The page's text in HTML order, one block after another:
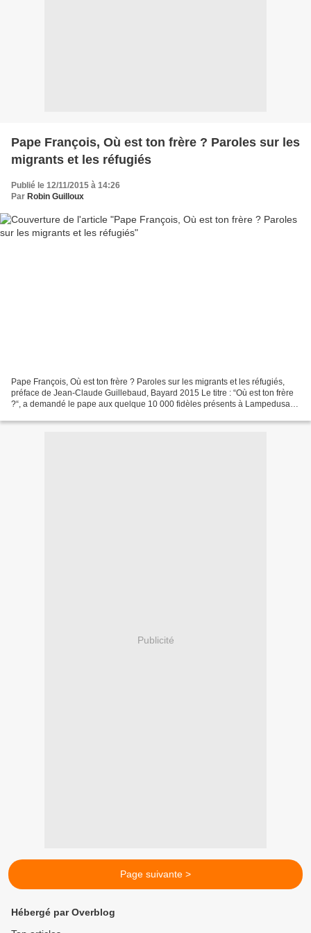
Pape François, Où est ton frère ? Paroles sur les
migrants et les réfugiés
Publié le 12/11/2015 à 14:26
Par Robin Guilloux
Pape François, Où est ton frère ? Paroles sur les migrants et les réfugiés,
préface de Jean-Claude Guillebaud, Bayard 2015 Le titre : “Où est ton frère
?“, a demandé le pape aux quelque 10 000 fidèles présents à Lampedusa
Publicité
Page suivante >
Hébergé par Overblog